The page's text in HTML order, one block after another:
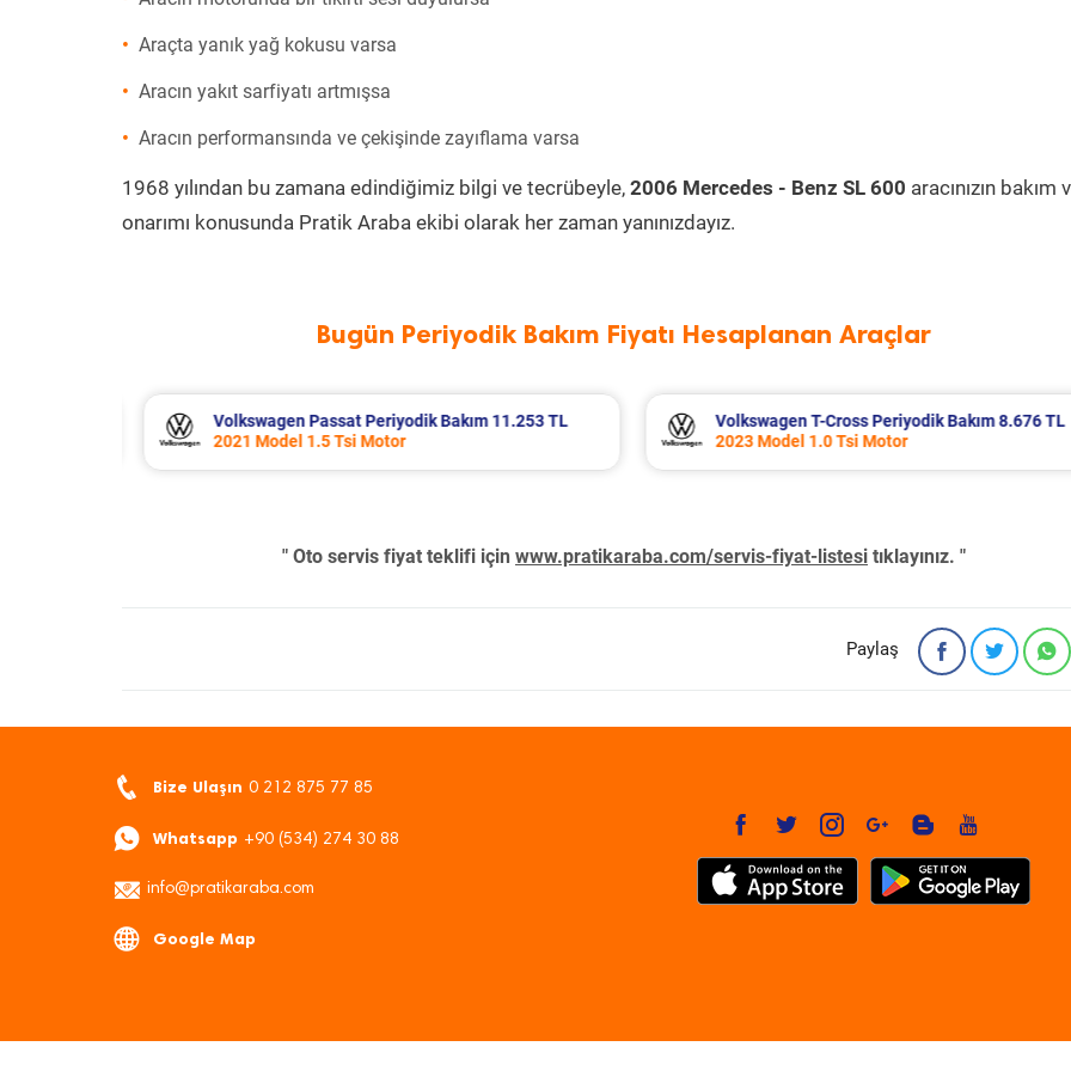
Araçta yanık yağ kokusu varsa
Aracın yakıt sarfiyatı artmışsa
Aracın performansında ve çekişinde zayıflama varsa
1968 yılından bu zamana edindiğimiz bilgi ve tecrübeyle, 2006 Mercedes - Benz SL 600 aracınızın bakım
onarımı konusunda Pratik Araba ekibi olarak her zaman yanınızdayız.
Bugün Periyodik Bakım Fiyatı Hesaplanan Araçlar
Volkswagen T-Cross Periyodik Bakım 8.676 TL
2023 Model 1.0 Tsi Motor
Honda Civic Periyodik Bakım 5.546 TL
2010 Model 1.6i VTEC Motor
" Oto servis fiyat teklifi için www.pratikaraba.com/servis-fiyat-listesi tıklayınız. "
Paylaş
Bize Ulaşın 0 212 875 77 85
Whatsapp +90 (534) 274 30 88
info@pratikaraba.com
Google Map